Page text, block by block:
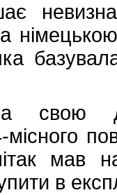
свою
мав
в